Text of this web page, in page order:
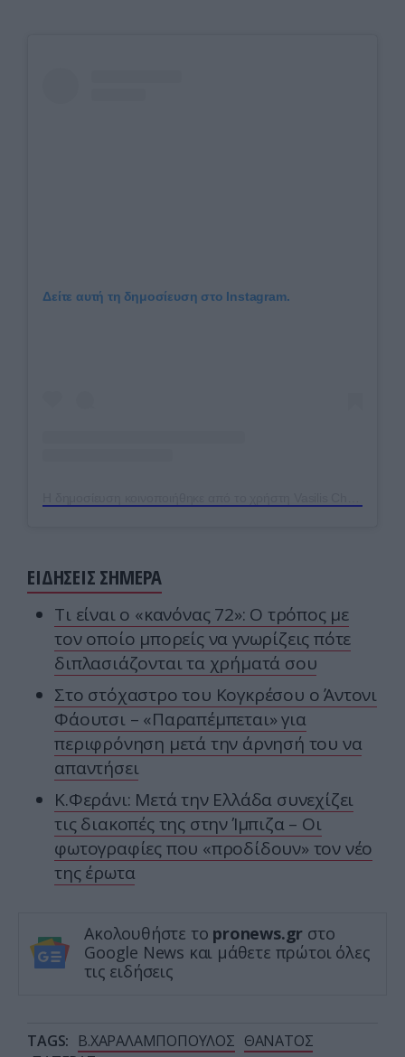
Δείτε αυτή τη δημοσίευση στο Instagram.
ΕΙΔΗΣΕΙΣ ΣΗΜΕΡΑ
Τι είναι ο «κανόνας 72»: Ο τρόπος με
τον οποίο μπορείς να γνωρίζεις πότε
διπλασιάζονται τα χρήματά σου
Στο στόχαστρο του Κογκρέσου ο Άντονι
Φάουτσι – «Παραπέμπεται» για
περιφρόνηση μετά την άρνησή του να
απαντήσει
Κ.Φεράνι: Μετά την Ελλάδα συνεχίζει
τις διακοπές της στην Ίμπιζα – Οι
φωτογραφίες που «προδίδουν» τον νέο
της έρωτα
Ακολουθήστε το pronews.gr στο
Google News και μάθετε πρώτοι όλες
τις ειδήσεις
TAGS: Β.ΧΑΡΑΛΑΜΠΟΠΟΥΛΟΣ ΘΑΝΑΤΟΣ